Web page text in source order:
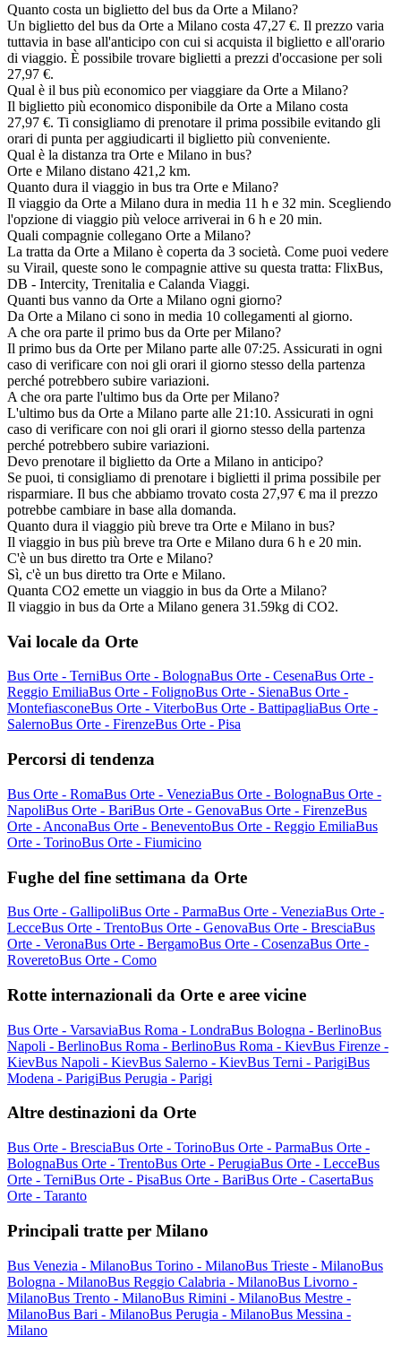
Quanto costa un biglietto del bus da Orte a Milano?
Un biglietto del bus da Orte a Milano costa 47,27 €. Il prezzo varia
tuttavia in base all'anticipo con cui si acquista il biglietto e all'orario
di viaggio. È possibile trovare biglietti a prezzi d'occasione per soli
27,97 €.
Qual è il bus più economico per viaggiare da Orte a Milano?
Il biglietto più economico disponibile da Orte a Milano costa
27,97 €. Ti consigliamo di prenotare il prima possibile evitando gli
orari di punta per aggiudicarti il biglietto più conveniente.
Qual è la distanza tra Orte e Milano in bus?
Orte e Milano distano 421,2 km.
Quanto dura il viaggio in bus tra Orte e Milano?
Il viaggio da Orte a Milano dura in media 11 h e 32 min. Scegliendo
l'opzione di viaggio più veloce arriverai in 6 h e 20 min.
Quali compagnie collegano Orte a Milano?
La tratta da Orte a Milano è coperta da 3 società. Come puoi vedere
su Virail, queste sono le compagnie attive su questa tratta: FlixBus,
DB - Intercity, Trenitalia e Calanda Viaggi.
Quanti bus vanno da Orte a Milano ogni giorno?
Da Orte a Milano ci sono in media 10 collegamenti al giorno.
A che ora parte il primo bus da Orte per Milano?
Il primo bus da Orte per Milano parte alle 07:25. Assicurati in ogni
caso di verificare con noi gli orari il giorno stesso della partenza
perché potrebbero subire variazioni.
A che ora parte l'ultimo bus da Orte per Milano?
L'ultimo bus da Orte a Milano parte alle 21:10. Assicurati in ogni
caso di verificare con noi gli orari il giorno stesso della partenza
perché potrebbero subire variazioni.
Devo prenotare il biglietto da Orte a Milano in anticipo?
Se puoi, ti consigliamo di prenotare i biglietti il prima possibile per
risparmiare. Il bus che abbiamo trovato costa 27,97 € ma il prezzo
potrebbe cambiare in base alla domanda.
Quanto dura il viaggio più breve tra Orte e Milano in bus?
Il viaggio in bus più breve tra Orte e Milano dura 6 h e 20 min.
C'è un bus diretto tra Orte e Milano?
Sì, c'è un bus diretto tra Orte e Milano.
Quanta CO2 emette un viaggio in bus da Orte a Milano?
Il viaggio in bus da Orte a Milano genera 31.59kg di CO2.
Vai locale da Orte
Bus Orte - TerniBus Orte - BolognaBus Orte - CesenaBus Orte -
Reggio EmiliaBus Orte - FolignoBus Orte - SienaBus Orte -
MontefiasconeBus Orte - ViterboBus Orte - BattipagliaBus Orte -
SalernoBus Orte - FirenzeBus Orte - Pisa
Percorsi di tendenza
Bus Orte - RomaBus Orte - VeneziaBus Orte - BolognaBus Orte -
NapoliBus Orte - BariBus Orte - GenovaBus Orte - FirenzeBus
Orte - AnconaBus Orte - BeneventoBus Orte - Reggio EmiliaBus
Orte - TorinoBus Orte - Fiumicino
Fughe del fine settimana da Orte
Bus Orte - GallipoliBus Orte - ParmaBus Orte - VeneziaBus Orte -
LecceBus Orte - TrentoBus Orte - GenovaBus Orte - BresciaBus
Orte - VeronaBus Orte - BergamoBus Orte - CosenzaBus Orte -
RoveretoBus Orte - Como
Rotte internazionali da Orte e aree vicine
Bus Orte - VarsaviaBus Roma - LondraBus Bologna - BerlinoBus
Napoli - BerlinoBus Roma - BerlinoBus Roma - KievBus Firenze -
KievBus Napoli - KievBus Salerno - KievBus Terni - ParigiBus
Modena - ParigiBus Perugia - Parigi
Altre destinazioni da Orte
Bus Orte - BresciaBus Orte - TorinoBus Orte - ParmaBus Orte -
BolognaBus Orte - TrentoBus Orte - PerugiaBus Orte - LecceBus
Orte - TerniBus Orte - PisaBus Orte - BariBus Orte - CasertaBus
Orte - Taranto
Principali tratte per Milano
Bus Venezia - MilanoBus Torino - MilanoBus Trieste - MilanoBus
Bologna - MilanoBus Reggio Calabria - MilanoBus Livorno -
MilanoBus Trento - MilanoBus Rimini - MilanoBus Mestre -
MilanoBus Bari - MilanoBus Perugia - MilanoBus Messina -
Milano